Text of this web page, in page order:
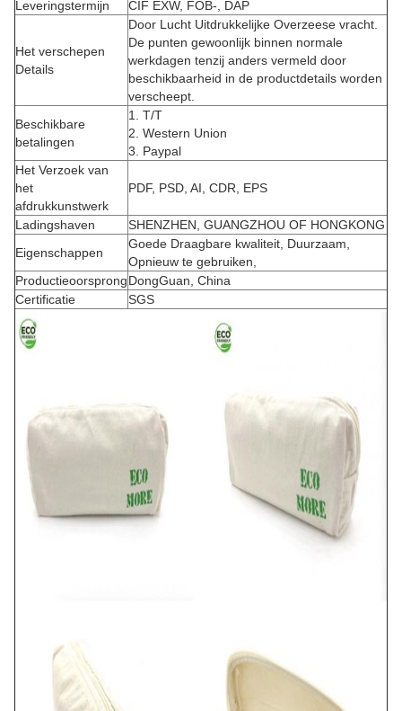
Leveringstermijn CIF EXW, FOB-, DAP
Het verschepen
Details
Door Lucht Uitdrukkelijke Overzeese vracht.
De punten gewoonlijk binnen normale
werkdagen tenzij anders vermeld door
beschikbaarheid in de productdetails worden
verscheept.
Beschikbare
betalingen
1. T/T
2. Western Union
3. Paypal
Het Verzoek van
het
afdrukkunstwerk
PDF, PSD, AI, CDR, EPS
Ladingshaven
SHENZHEN, GUANGZHOU OF HONGKONG
Eigenschappen
Goede Draagbare kwaliteit, Duurzaam,
Opnieuw te gebruiken,
ProductieoorsprongDongGuan, China
Certificatie
SGS